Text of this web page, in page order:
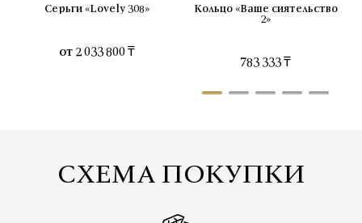
Серьги «Lovely 308»
от 2 033 800 ₸
Кольцо «Ваше сиятельство
2»
783 333 ₸
СХЕМА ПОКУПКИ